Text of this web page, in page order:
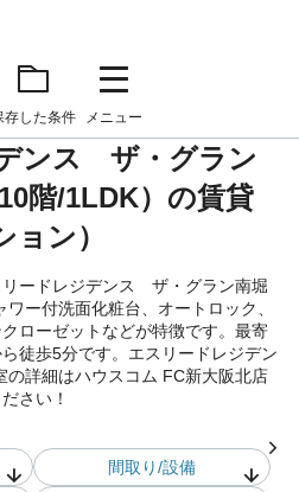
存した条件 メニュー
ンス ザ・グラン
階/1LDK）の賃貸
ン）
ードレジデンス ザ・グラン南堀
ー付洗面化粧台、オートロック、
ローゼットなどが特徴です。最寄
徒歩5分です。エスリードレジデン
詳細はハウスコム FC新大阪北店
さい！
間取り/設備